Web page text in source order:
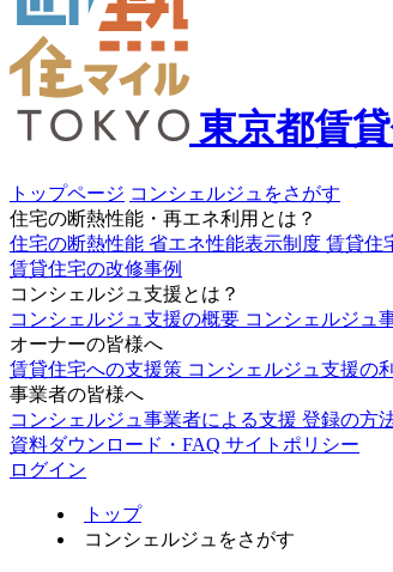
東京都賃
トップページ コンシェルジュをさがす
住宅の断熱性能・再エネ利用とは？
住宅の断熱性能 省エネ性能表示制度 賃貸住
賃貸住宅の改修事例
コンシェルジュ支援とは？
コンシェルジュ支援の概要 コンシェルジュ
オーナーの皆様へ
賃貸住宅への支援策 コンシェルジュ支援の
事業者の皆様へ
コンシェルジュ事業者による支援 登録の方
資料ダウンロード・FAQ サイトポリシー
ログイン
トップ
コンシェルジュをさがす